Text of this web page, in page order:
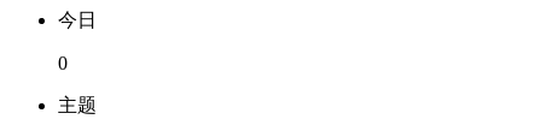
今日
0
主题